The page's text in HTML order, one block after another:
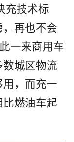
充技术标
再也不会
一来商用车
城区物流
，而充一
燃油车起